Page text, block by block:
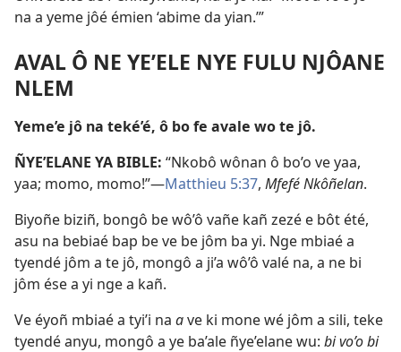
na a yeme jôé émien ‘abime da yian.’”
AVAL Ô NE YE’ELE NYE FULU NJÔANE
NLEM
Yeme’e jô na teké’é, ô bo fe avale wo te jô.
ÑYE’ELANE YA BIBLE: “Nkobô wônan ô bo’o ve yaa,
yaa; momo, momo!”​—Matthieu 5:37, Mfefé Nkôñelan.
Biyoñe biziñ, bongô be wô’ô vañe kañ zezé e bôt été,
asu na bebiaé bap be ve be jôm ba yi. Nge mbiaé a
tyendé jôm a te jô, mongô a ji’a wô’ô valé na, a ne bi
jôm ése a yi nge a kañ.
Ve éyoñ mbiaé a tyi’i na ave ki mone wé jôm a sili, teke
tyendé anyu, mongô a ye ba’ale ñye’elane wu: bi vo’o bi